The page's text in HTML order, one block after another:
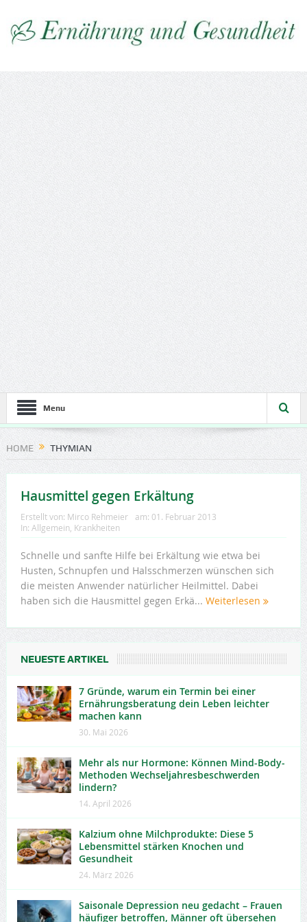
Menu
HOME THYMIAN
Hausmittel gegen Erkältung
Erstellt von: Mirco Rehmeier am: 01. Februar 2013
In: Allgemein, Krankheiten
Schnelle und sanfte Hilfe bei Erkältung wie etwa bei
Husten, Schnupfen und Halsschmerzen wünschen sich
die meisten Anwender natürlicher Heilmittel. Dabei
haben sich die Hausmittel gegen Erkä... Weiterlesen
NEUESTE ARTIKEL
7 Gründe, warum ein Termin bei einer
Ernährungsberatung dein Leben leichter
machen kann
30. Mai 2026
Mehr als nur Hormone: Können Mind-Body-
Methoden Wechseljahresbeschwerden
lindern?
14. April 2026
Kalzium ohne Milchprodukte: Diese 5
Lebensmittel stärken Knochen und
Gesundheit
24. März 2026
Saisonale Depression neu gedacht – Frauen
häufiger betroffen, Männer oft übersehen